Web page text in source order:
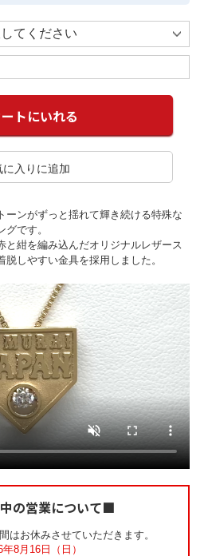
ーンがずっと揺れて輝き続ける特殊な
です。
と紺を編み込んだオリジナルレザース
しやすい金具を採用しました。
の営業について■
はお休みさせていただきます。
8月16日（日）